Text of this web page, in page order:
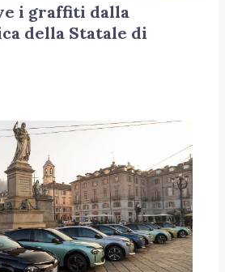
i graffiti dalla
della Statale di